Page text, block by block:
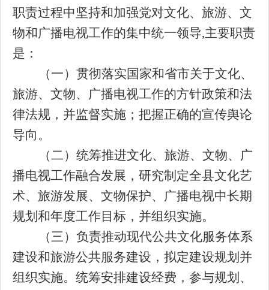
职责过程中坚持和加强党对文化、旅游、文
物和广播电视工作的集中统一领导,主要职责
是：
（一）贯彻落实国家和省市关于文化、
旅游、文物、广播电视工作的方针政策和法
律法规，并监督实施；把握正确的宣传舆论
导向。
（二）统筹推进文化、旅游、文物、广
播电视工作融合发展，研究制定全县文化艺
术、旅游发展、文物保护、广播电视中长期
规划和年度工作目标，并组织实施。
（三）负责推动现代公共文化服务体系
建设和旅游公共服务建设，拟定建设规划并
组织实施。统筹安排建设经费，参与规划、